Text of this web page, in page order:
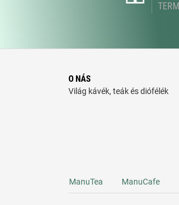
O NÁS
Világ kávék, teák és diófélék
ManuTea ManuCafe